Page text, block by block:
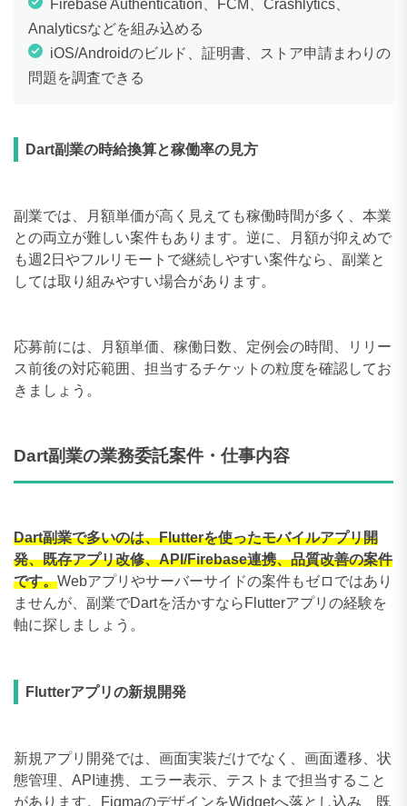
180〜189万円
190〜199万円
210〜219万円 0件
230〜239万円 0件
240〜249万円 0件
250〜259万円 0件
270〜279万円 0件
300〜309万円 0件
Firebase Authentication、FCM、Crashlytics、
Analyticsなどを組み込める
iOS/Androidのビルド、証明書、ストア申請まわりの
問題を調査できる
Dart副業の時給換算と稼働率の見方
副業では、月額単価が高く見えても稼働時間が多く、本業
との両立が難しい案件もあります。逆に、月額が抑えめで
も週2日やフルリモートで継続しやすい案件なら、副業と
しては取り組みやすい場合があります。
応募前には、月額単価、稼働日数、定例会の時間、リリー
ス前後の対応範囲、担当するチケットの粒度を確認してお
きましょう。
Dart副業の業務委託案件・仕事内容
Dart副業で多いのは、Flutterを使ったモバイルアプリ開
発、既存アプリ改修、API/Firebase連携、品質改善の案件
です。Webアプリやサーバーサイドの案件もゼロではあり
ませんが、副業でDartを活かすならFlutterアプリの経験を
軸に探しましょう。
Flutterアプリの新規開発
新規アプリ開発では、画面実装だけでなく、画面遷移、状
態管理、API連携、エラー表示、テストまで担当すること
があります。FigmaのデザインをWidgetへ落とし込み、既